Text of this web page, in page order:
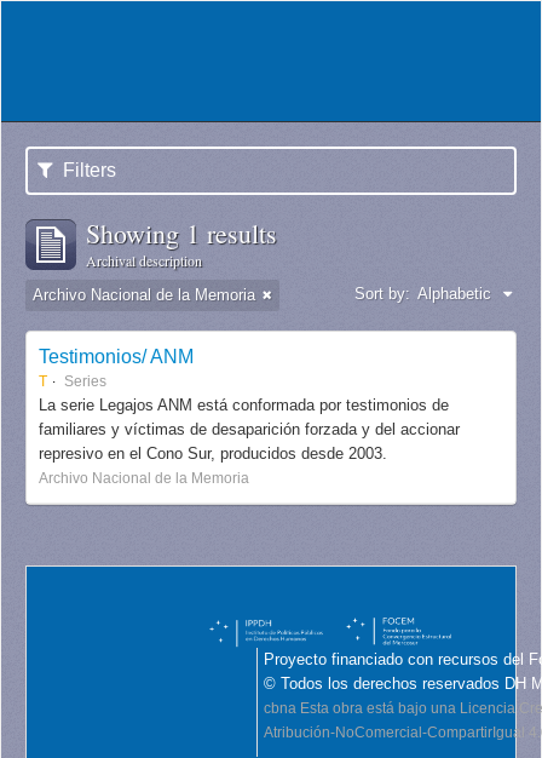
Filters
Showing 1 results
Archival description
Archivo Nacional de la Memoria Sort by: Alphabetic
Testimonios/ ANM
T Series
La serie Legajos ANM está conformada por testimonios de
familiares y víctimas de desaparición forzada y del accionar
represivo en el Cono Sur, producidos desde 2003.
Archivo Nacional de la Memoria
Proyecto financiado con recursos del
© Todos los derechos reservados DH
cbna Esta obra está bajo una Licencia
Atribución-NoComercial-CompartirIgual